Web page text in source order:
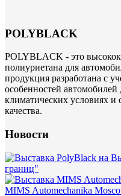
POLYBLACK
POLYBLACK - это
полиуриетана для
продукция разработана с
особенностей
климатических условиях
качества.
Новости
границ"
MIMS Automechanika